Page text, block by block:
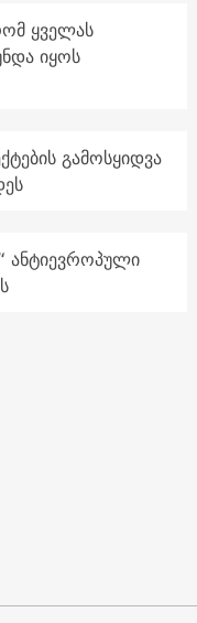
ყველას
იყოს
გამოსყიდვა
ანტიევროპული